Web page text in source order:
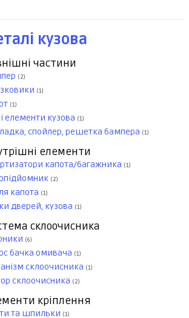
кузова
частини
(2)
(1)
(1)
елементи кузова (1)
спойлер, решетка бампера (1)
елементи
капота/багажника (1)
(2)
капота (1)
дверей, кузова (1)
склоочисника
(6)
бачка омивача (1)
склоочисника (1)
склоочисника (2)
кріплення
та шпильки (1)